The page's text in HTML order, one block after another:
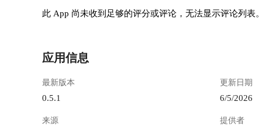
此 App 尚未收到足够的评分或评论，无法显示评论列表
应用信息
最新版本
0.5.1
更新日期
6/5/2026
来源 提供者